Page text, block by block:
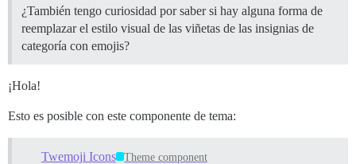
¿También tengo curiosidad por saber si hay alguna forma de
reemplazar el estilo visual de las viñetas de las insignias de
categoría con emojis?
¡Hola!
Esto es posible con este componente de tema:
Twemoji Icons Theme component